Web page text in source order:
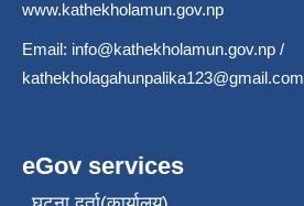
www.kathekholamun.gov.np
Email: info@kathekholamun.gov.np /
kathekholagahunpalika123@gmail.com
eGov services